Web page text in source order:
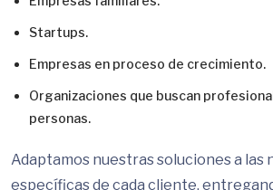
Startups.
Empresas en proceso de crecimiento.
Organizaciones que buscan
personas.
Adaptamos nuestras soluciones a las
específicas de cada cliente,